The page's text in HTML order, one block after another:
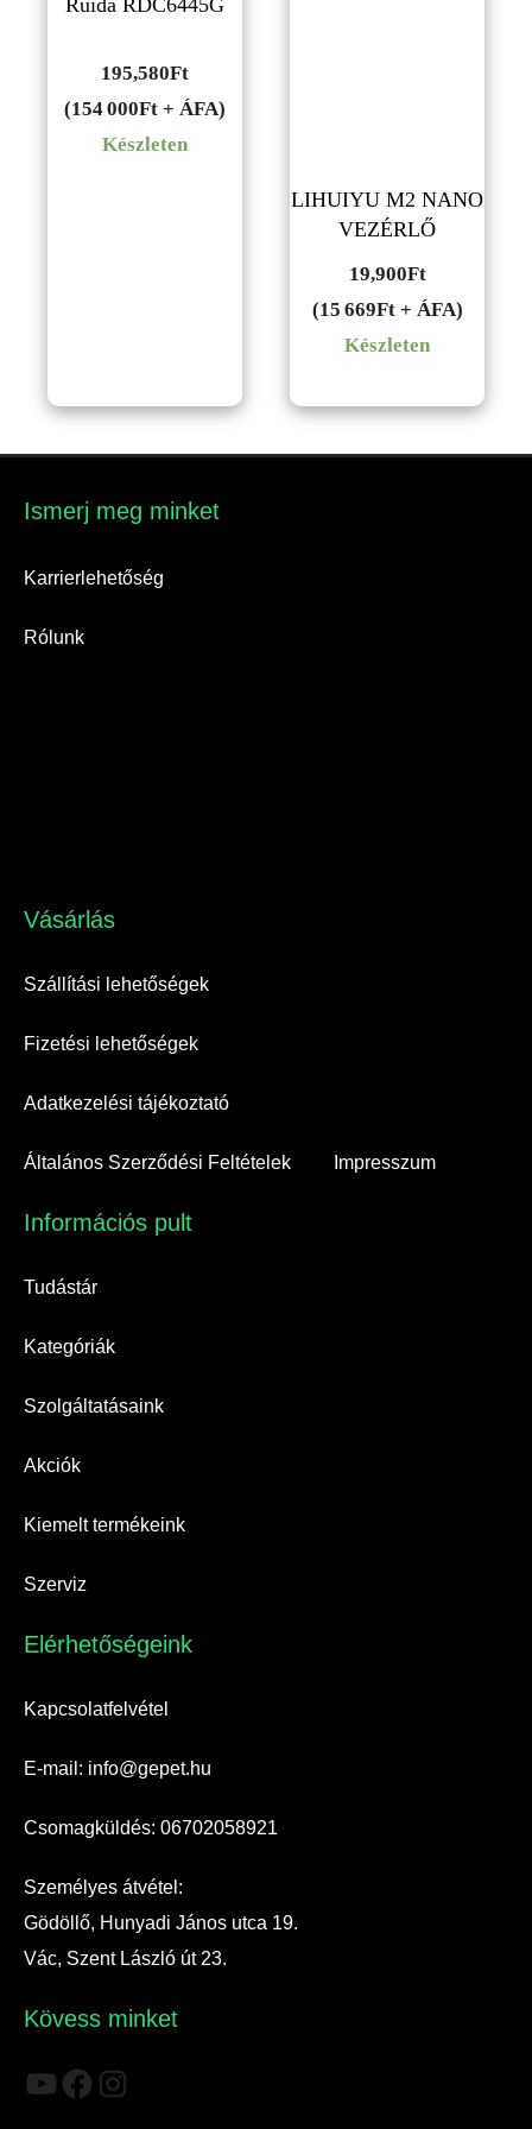
Ruida RDC6445G
195,580Ft
(154 000Ft + ÁFA)
Készleten
LIHUIYU M2 NANO
VEZÉRLŐ
19,900Ft
(15 669Ft + ÁFA)
Készleten
Ismerj meg minket​
Karrierlehetőség
Rólunk
Vásárlás​
Szállítási lehetőségek
Fizetési lehetőségek
Adatkezelési tájékoztató
Általános Szerződési Feltételek Impresszum
Információs pult​
Tudástár
Kategóriák
Szolgáltatásaink
Akciók
Kiemelt termékeink
Szerviz
Elérhetőségeink​
Kapcsolatfelvétel
E-mail: info@gepet.hu
Csomagküldés: 06702058921
Személyes átvétel:
Gödöllő, Hunyadi János utca 19.
Vác, Szent László út 23.
Kövess minket
YouTube
Facebook
Instagram